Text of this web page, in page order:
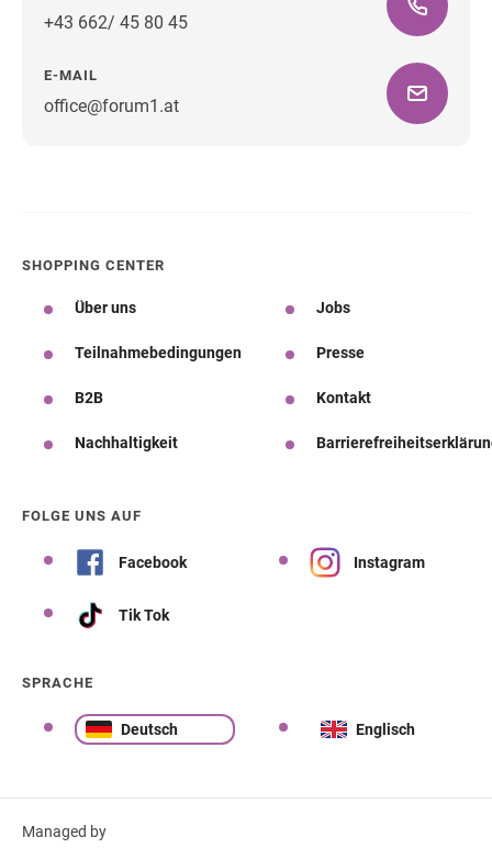
+43 662/ 45 80 45
E-MAIL
office@forum1.at
SHOPPING CENTER
Über uns Jobs
Teilnahmebedingungen Presse
B2B Kontakt
Nachhaltigkeit
FOLGE UNS AUF
Facebook Instagram
Tik Tok
SPRACHE
Deutsch Englisch
Managed by